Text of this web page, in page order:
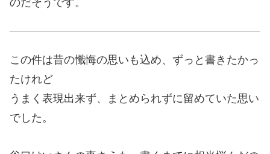
のだそうです。
この件は昔の懺悔の思いも込め、ずっと書きたかっ
たけれど
うまく表現出来ず、まとめられずに留めていた思い
でした。